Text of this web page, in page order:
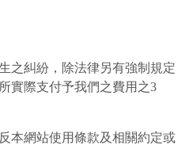
之糾紛，除法律另有強制規定
實際支付予我們之費用之3
本網站使用條款及相關約定或